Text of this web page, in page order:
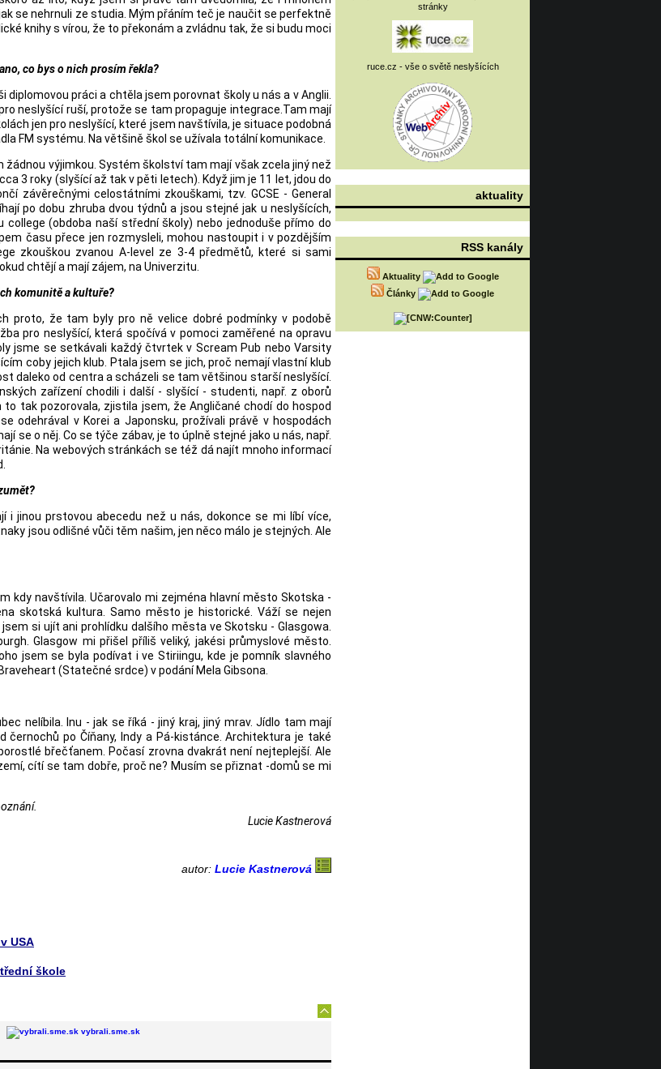
se nehrnuli ze studia. Mým přáním teč je naučit se perfektně
knihy s vírou, že to překonám a zvládnu tak, že si budu moci
co bys o nich prosím řekla?
práci a chtěla jsem porovnat školy u nás a v Anglii.
neslyšící ruší, protože se tam propaguje integrace.Tam mají
jen pro neslyšící, které jsem navštívila, je situace podobná
FM systému. Na většině škol se užívala totální komunikace.
výjimkou. Systém školství tam mají však zcela jiný než
3 roky (slyšící až tak v pěti letech). Když jim je 11 let, jdou do
závěrečnými celostátními zkouškami, tzv. GCSE - General
po dobu zhruba dvou týdnů a jsou stejné jak u neslyšících,
(obdoba naší střední školy) nebo jednoduše přímo do
času přece jen rozmysleli, mohou nastoupit i v pozdějším
zkouškou zvanou A-level ze 3-4 předmětů, které si sami
chtějí a mají zájem, na Univerzitu.
komunitě a kultuře?
proto, že tam byly pro ně velice dobré podmínky v podobě
pro neslyšící, která spočívá v pomoci zaměřené na opravu
jsme se setkávali každý čtvrtek v Scream Pub nebo Varsity
coby jejich klub. Ptala jsem se jich, proč nemají vlastní klub
daleko od centra a scházeli se tam většinou starší neslyšící.
zařízení chodili i další - slyšící - studenti, např. z oborů
tak pozorovala, zjistila jsem, že Angličané chodí do hospod
odehrával v Korei a Japonsku, prožívali právě v hospodách
se o něj. Co se týče zábav, je to úplně stejné jako u nás, např.
Na webových stránkách se též dá najít mnoho informací
i jinou prstovou abecedu než u nás, dokonce se mi líbí více,
jsou odlišné vůči těm našim, jen něco málo je stejných. Ale
kdy navštívila. Učarovalo mi zejména hlavní město Skotska -
skotská kultura. Samo město je historické. Váží se nejen
si ujít ani prohlídku dalšího města ve Skotsku - Glasgowa.
Glasgow mi přišel příliš veliký, jakési průmyslové město.
jsem se byla podívat i ve Stiriingu, kde je pomník slavného
(Statečné srdce) v podání Mela Gibsona.
nelíbila. Inu - jak se říká - jiný kraj, jiný mrav. Jídlo tam mají
po Číňany, Indy a Pá-kistánce. Architektura je také
břečťanem. Počasí zrovna dvakrát není nejteplejší. Ale
cítí se tam dobře, proč ne? Musím se přiznat -domů se mi
Lucie Kastnerová
autor: Lucie Kastnerová
USA
škole
vybrali.sme.sk
stránky
ruce.cz - vše o světě neslyšících
aktuality
RSS kanály
Aktuality
Články